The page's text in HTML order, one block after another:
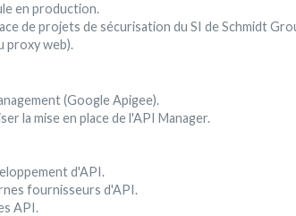
en production.
de projets de sécurisation du SI de Schmidt
proxy web).
(Google Apigee).
mise en place de l'API Manager.
d'API.
fournisseurs d'API.
API.